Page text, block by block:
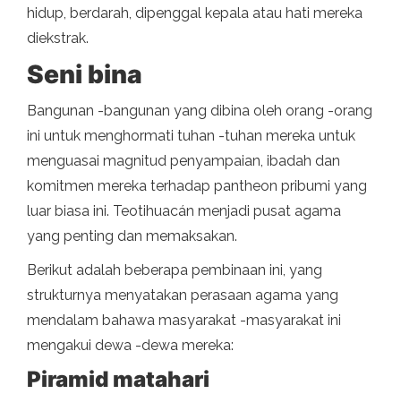
hidup, berdarah, dipenggal kepala atau hati mereka
diekstrak.
Seni bina
Bangunan -bangunan yang dibina oleh orang -orang
ini untuk menghormati tuhan -tuhan mereka untuk
menguasai magnitud penyampaian, ibadah dan
komitmen mereka terhadap pantheon pribumi yang
luar biasa ini. Teotihuacán menjadi pusat agama
yang penting dan memaksakan.
Berikut adalah beberapa pembinaan ini, yang
strukturnya menyatakan perasaan agama yang
mendalam bahawa masyarakat -masyarakat ini
mengakui dewa -dewa mereka:
Piramid matahari